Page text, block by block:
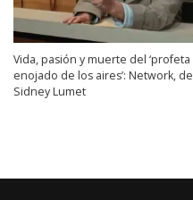
Vida, pasión y muerte del ‘profeta
enojado de los aires’: Network, de
Sidney Lumet